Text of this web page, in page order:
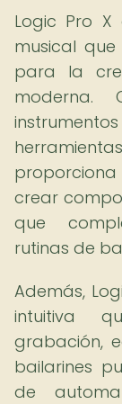
Logic Pro
musical
para la
proporciona
crear
que
rutinas de
Además,
intuitiva
grabación,
bailarines
de